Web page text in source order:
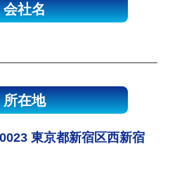
会社名
所在地
東京都新宿区西新宿